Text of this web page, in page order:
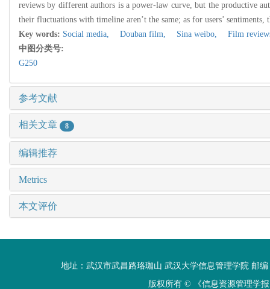
reviews by different authors is a power-law curve, but the productive
their fluctuations with timeline aren’t the same; as for users’
Key words: Social media, Douban film, Sina weibo,
Film
中图分类号:
G250
参考文献
相关文章 8
编辑推荐
Metrics
本文评价
地址：武汉市武昌路珞珈山 武汉大学信息管理学院 邮编
版权所有 ©
《信息资源管理学